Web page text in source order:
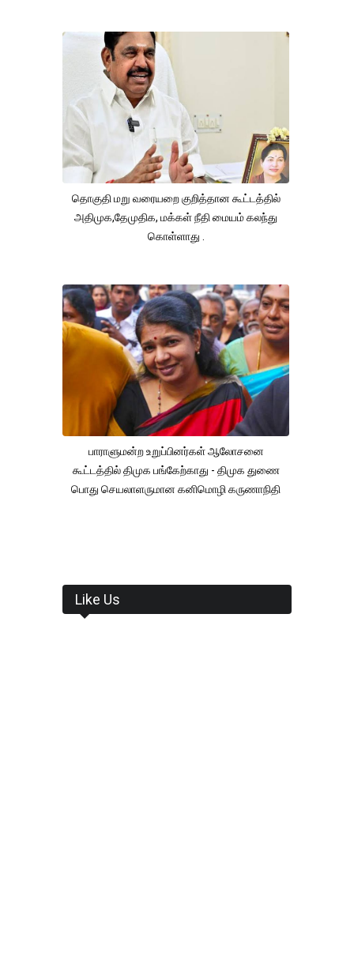
தொகுதி மறு வரையறை குறித்தான கூட்டத்தில்
அதிமுக,தேமுதிக, மக்கள் நீதி மையம் கலந்து
கொள்ளாது .
பாராளுமன்ற உறுப்பினர்கள் ஆலோசனை
கூட்டத்தில் திமுக பங்கேற்காது - திமுக துணை
பொது செயலாளருமான கனிமொழி கருணாநிதி
Like Us